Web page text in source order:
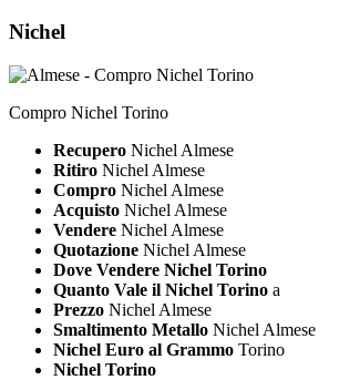
Nichel
Compro Nichel Torino
Recupero Nichel Almese
Ritiro Nichel Almese
Compro Nichel Almese
Acquisto Nichel Almese
Vendere Nichel Almese
Quotazione Nichel Almese
Dove Vendere Nichel Torino
Quanto Vale il Nichel Torino a
Prezzo Nichel Almese
Smaltimento Metallo Nichel Almese
Nichel Euro al Grammo Torino
Nichel Torino